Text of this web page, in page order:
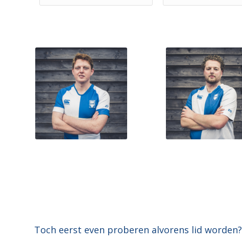
Toch eerst even proberen alvorens lid worden?